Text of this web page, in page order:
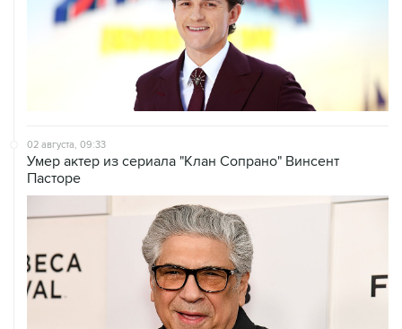
02 августа, 09:33
Умер актер из сериала "Клан Сопрано" Винсент
Пасторе